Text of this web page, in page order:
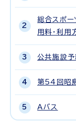
総合スポー
用料・利用
公共施設予
第54回昭
Aバス